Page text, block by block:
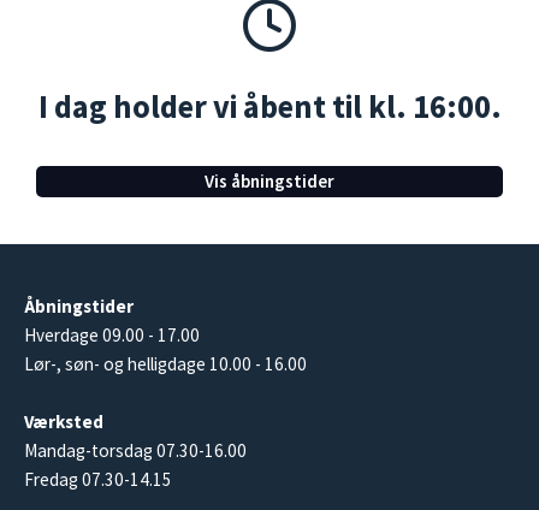
I dag holder vi åbent til kl. 16:00.
Vis åbningstider
Åbningstider
Hverdage 09.00 - 17.00
Lør-, søn- og helligdage 10.00 - 16.00
Værksted
Mandag-torsdag 07.30-16.00
Fredag 07.30-14.15